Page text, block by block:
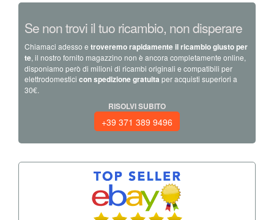
Se non trovi il tuo ricambio, non disperare
Chiamaci adesso e troveremo rapidamente il ricambio giusto per
te, il nostro fornito magazzino non è ancora completamente online,
disponiamo però di milioni di ricambi originali e compatibili per
elettrodomestici con spedizione gratuita per acquisti superiori a
30€.
RISOLVI SUBITO
+39 371 389 9496